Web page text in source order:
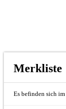
Merkliste
Es befinden sich